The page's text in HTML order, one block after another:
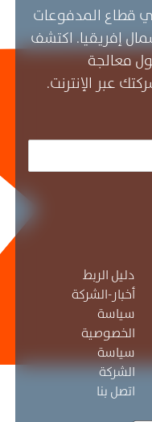
في قطاع المدفوعات
إفريقيا. اكتشف
معالجة
عبر الإنترنت.
دليل الربط
أخبار-الشركة
سياسة
الخصوصية
سياسة
الشركة
اتصل بنا